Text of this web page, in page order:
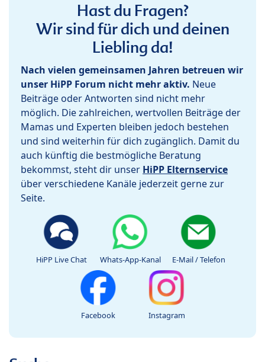
Hast du Fragen?
Wir sind für dich und deinen
Liebling da!
Nach vielen gemeinsamen Jahren betreuen wir
unser HiPP Forum nicht mehr aktiv. Neue
Beiträge oder Antworten sind nicht mehr
möglich. Die zahlreichen, wertvollen Beiträge der
Mamas und Experten bleiben jedoch bestehen
und sind weiterhin für dich zugänglich. Damit du
auch künftig die bestmögliche Beratung
bekommst, steht dir unser HiPP Elternservice
über verschiedene Kanäle jederzeit gerne zur
Seite.
HiPP Live Chat Whats-App-Kanal E-Mail / Telefon
Facebook Instagram